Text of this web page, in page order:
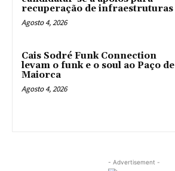
recuperação de infraestruturas
Agosto 4, 2026
Cais Sodré Funk Connection
levam o funk e o soul ao Paço de
Maiorca
Agosto 4, 2026
- Advertisement -